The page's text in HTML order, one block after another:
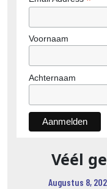
Voornaam
Achternaam
Véél
Augustus 8,